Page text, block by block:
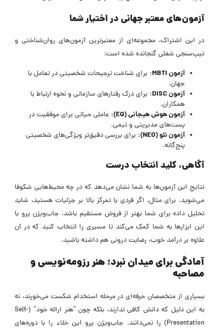
آزمون‌های معتبر جهانی در اختیار شما
در این اشتراک، مجموعه‌ای از معتبرترین آزمون‌های روان‌شناختی و
تیپ‌سنجی شغلی گنجانده شده است:
آزمونMBTI: برای شناخت ترجیحات شخصیتی در تعامل با
جهان.
آزمونDISC: برای درک رفتارهای سازمانی و نحوه ارتباط با
همکاران.
آزمون هوش هیجانی (EQ):
عاملی حیاتی برای موفقیت در
پست‌های مدیریتی و تیمی.
آزمون نئو (NEO):
برای بررسی دقیق‌تر ویژگی‌های شخصیتی
پنج‌گانه.
آگاهی، کلید انتخاب درست
نتایج این آزمون‌ها به شما نشان می‌دهد که در چه محیط‌هایی شکوفا
می‌شوید. برای مثال، اگر فردی با تمرکز بالا بر جزئیات هستید، شاید
تحلیل داده برای شما بهتر از فروش مستقیم باشد. جاب‌ویژن پرو با
این ابزارها به شما کمک می‌کند تا مسیری را انتخاب کنید که در آن
علاوه بر درآمد خوب، رضایت درونی هم داشته باشید.
آمادگی برای میدان نبرد؛ هنر رزومه‌نویسی و
مصاحبه
بسیاری از متخصصان حرفه‌ای در مرحله استخدام شکست می‌خورند، نه
به این دلیل که دانش کافی ندارند، بلکه چون “هنر ارائه خود” (Self-
Presentation) را نمی‌دانند. جاب‌ویژن پرو این خلاء را با دوره‌های